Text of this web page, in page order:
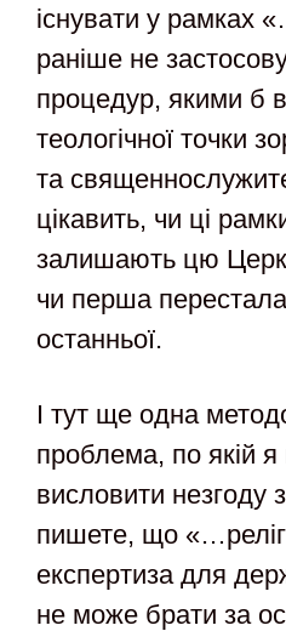
існувати у рамках
раніше не
процедур, якими б
теологічної точки
та
цікавить, чи ці
залишають цю
чи перша
останньої.
І тут ще одна
проблема, по якій
висловити незгоду
пишете, що
експертиза для
не може брати за